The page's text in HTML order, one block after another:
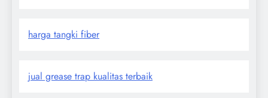
harga tangki fiber
jual grease trap kualitas terbaik